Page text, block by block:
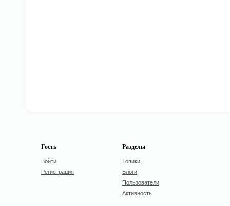
Гость
Войти
Регистрация
Разделы
Топики
Блоги
Пользователи
Активность